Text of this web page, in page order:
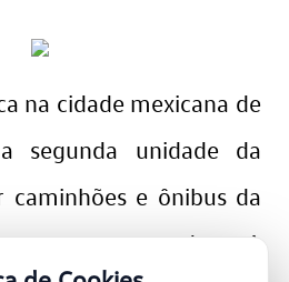
na cidade mexicana de
segunda unidade da
caminhões e ônibus da
no mundo. A